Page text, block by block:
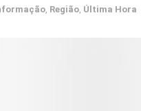
, Região, Última Hora